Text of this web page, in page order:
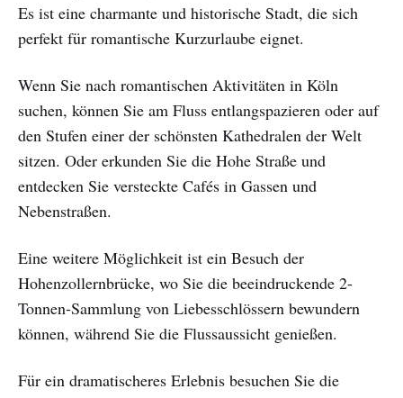
Es ist eine charmante und historische Stadt, die sich
perfekt für romantische Kurzurlaube eignet.
Wenn Sie nach romantischen Aktivitäten in Köln
suchen, können Sie am Fluss entlangspazieren oder auf
den Stufen einer der schönsten Kathedralen der Welt
sitzen. Oder erkunden Sie die Hohe Straße und
entdecken Sie versteckte Cafés in Gassen und
Nebenstraßen.
Eine weitere Möglichkeit ist ein Besuch der
Hohenzollernbrücke, wo Sie die beeindruckende 2-
Tonnen-Sammlung von Liebesschlössern bewundern
können, während Sie die Flussaussicht genießen.
Für ein dramatischeres Erlebnis besuchen Sie die